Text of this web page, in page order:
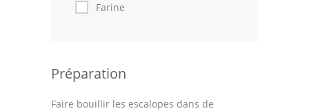
Farine
Préparation
Faire bouillir les escalopes dans de